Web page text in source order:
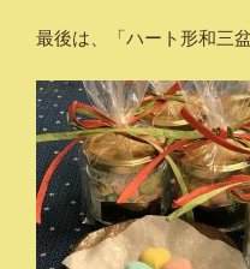
最後は、「ハート形和三